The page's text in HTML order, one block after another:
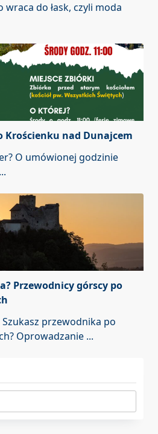
wraca do łask, czyli moda
Krościenku nad Dunajcem
O umówionej godzinie
...
Przewodnicy górscy po
przewodnika po
Oprowadzanie ...